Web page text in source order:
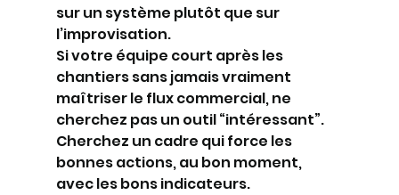
sur un système plutôt que sur
l’improvisation.
Si votre équipe court après les
chantiers sans jamais vraiment
maîtriser le flux commercial, ne
cherchez pas un outil “intéressant”.
Cherchez un cadre qui force les
bonnes actions, au bon moment,
avec les bons indicateurs.